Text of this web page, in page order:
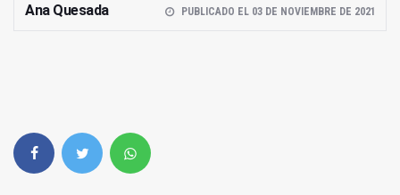
Ana Quesada PUBLICADO EL 03 DE NOVIEMBRE DE 2021